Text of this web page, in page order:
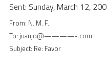
Sent: Sunday, March 12,
From: N. M. F.
To: juanjo@————-.com
Subject: Re: Favor